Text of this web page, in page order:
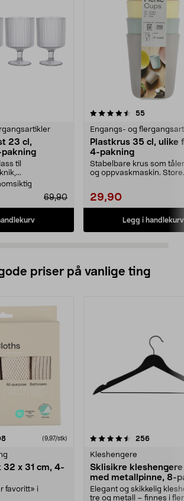
23 cl,
til
69,90
55
Engangs- og
Plastkrus 35 cl, ulike
4-pakning
Stabelbare krus som
og oppvaskmaskin. Store
29,90
Legg i handlekurv
4.5 av 5 stjerner
priser på vanlige ting
anmeldelser(9,97/stk)
32 x 31 cm, 4-
favoritt» i
256
Kleshengere
Sklisikre
med metallpinne, 8-
Elegant og skikkelig
tre og metall – finnes i
4.5av 5 stjerner